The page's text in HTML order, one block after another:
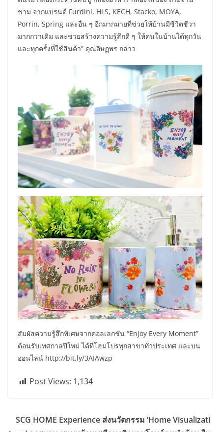
ชาม จากแบรนด์ Furdini, HLS, KECH, Stacko, MOYA,
Porrin, Spring และอื่น ๆ อีกมากมายที่ช่วยให้บ้านมีชีวิตชีวา
มากกว่าเดิม และช่วยสร้างความรู้สึกดี ๆ ให้คนในบ้านได้ทุกวัน
และทุกครั้งที่ใช้สินค้า” คุณอิษฏพร กล่าว
สัมผัสความรู้สึกพิเศษจากคอลเลกชัน “Enjoy Every Moment”
ต้อนรับเทศกาลปีใหม่ ได้ที่โฮมโปรทุกสาขาทั่วประเทศ และบน
ออนไลน์ http://bit.ly/3AIAwzp
Post Views: 1,134
SCG HOME Experience ส่งนวัตกรรม ‘Home Visualizati